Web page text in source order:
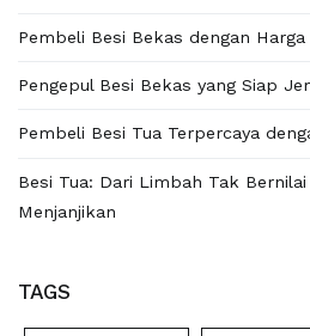
Pembeli Besi Bekas dengan
Pengepul Besi Bekas yang Siap
Pembeli Besi Tua Terpercaya
Besi Tua: Dari Limbah Tak
Menjanjikan
TAGS